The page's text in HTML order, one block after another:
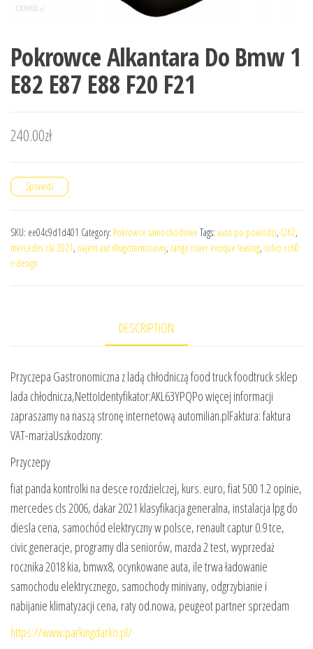
Pokrowce Alkantara Do Bmw 1
E82 E87 E88 F20 F21
240.00zł
Sprawdź
SKU: ee04c9d1d401 Category: Pokrowce samochodowe Tags: auto po powodzi, l2h2,
mercedes cla 2021, najem aut długoterminowy, range rover evoque leasing, volvo xc60
r-design
DESCRIPTION
Przyczepa Gastronomiczna z ladą chłodniczą food truck foodtruck sklep
lada chłodnicza,NettoIdentyfikator:AKL63YPQPo więcej informacji
zapraszamy na naszą stronę internetową automilian.plFaktura: faktura
VAT-marżaUszkodzony:
Przyczepy
fiat panda kontrolki na desce rozdzielczej, kurs. euro, fiat 500 1.2 opinie,
mercedes cls 2006, dakar 2021 klasyfikacja generalna, instalacja lpg do
diesla cena, samochód elektryczny w polsce, renault captur 0.9 tce,
civic generacje, programy dla seniorów, mazda 2 test, wyprzedaż
rocznika 2018 kia, bmwx8, ocynkowane auta, ile trwa ładowanie
samochodu elektrycznego, samochody minivany, odgrzybianie i
nabijanie klimatyzacji cena, raty od.nowa, peugeot partner sprzedam
https://www.parkingdarko.pl/